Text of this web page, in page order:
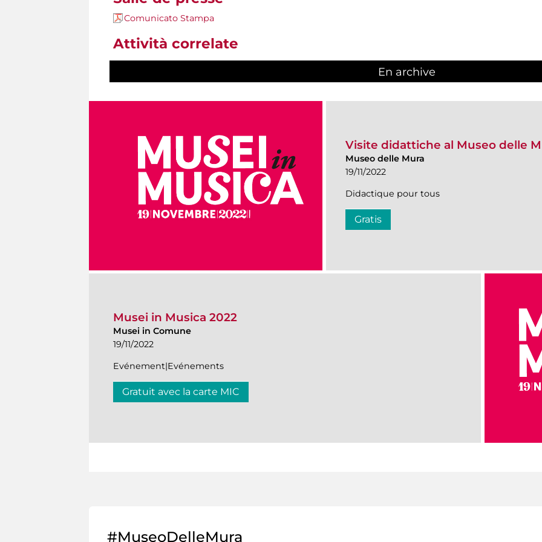
Comunicato Stampa
Attività correlate
En archive
Visite didattiche al Museo delle
Museo delle Mura
19/11/2022
Didactique pour tous
Gratis
Musei in Musica 2022
Musei in Comune
19/11/2022
Evénement|Evénements
Gratuit avec la carte MIC
#MuseoDelleMura